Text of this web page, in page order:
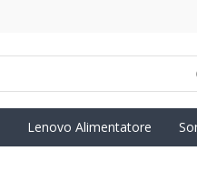
Lenovo Alimentatore